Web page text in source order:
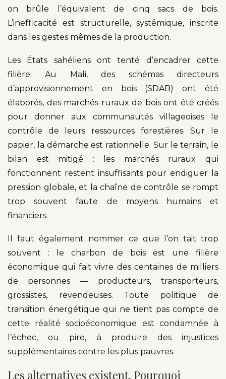
on brûle l’équivalent de cinq sacs de bois.
L’inefficacité est structurelle, systémique, inscrite
dans les gestes mêmes de la production.
Les États sahéliens ont tenté d’encadrer cette
filière. Au Mali, des schémas directeurs
d’approvisionnement en bois (SDAB) ont été
élaborés, des marchés ruraux de bois ont été créés
pour donner aux communautés villageoises le
contrôle de leurs ressources forestières. Sur le
papier, la démarche est rationnelle. Sur le terrain, le
bilan est mitigé : les marchés ruraux qui
fonctionnent restent insuffisants pour endiguer la
pression globale, et la chaîne de contrôle se rompt
trop souvent faute de moyens humains et
financiers.
Il faut également nommer ce que l’on tait trop
souvent : le charbon de bois est une filière
économique qui fait vivre des centaines de milliers
de personnes — producteurs, transporteurs,
grossistes, revendeuses. Toute politique de
transition énergétique qui ne tient pas compte de
cette réalité socioéconomique est condamnée à
l’échec, ou pire, à produire des injustices
supplémentaires contre les plus pauvres.
Les alternatives existent. Pourquoi